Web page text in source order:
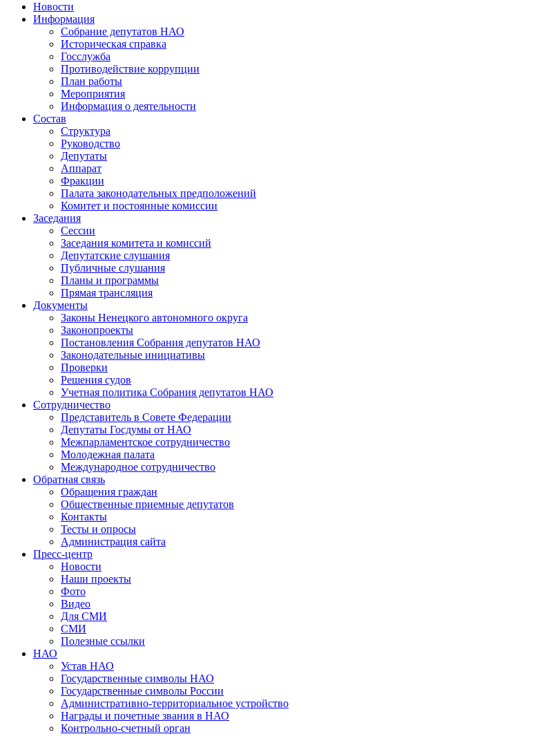
Новости
Информация
Собрание депутатов НАО
Историческая справка
Госслужба
Противодействие коррупции
План работы
Мероприятия
Информация о деятельности
Состав
Структура
Руководство
Депутаты
Аппарат
Фракции
Палата законодательных предположений
Комитет и постоянные комиссии
Заседания
Сессии
Заседания комитета и комиссий
Депутатские слушания
Публичные слушания
Планы и программы
Прямая трансляция
Документы
Законы Ненецкого автономного округа
Законопроекты
Постановления Собрания депутатов НАО
Законодательные инициативы
Проверки
Решения судов
Учетная политика Собрания депутатов НАО
Сотрудничество
Представитель в Совете Федерации
Депутаты Госдумы от НАО
Межпарламентское сотрудничество
Молодежная палата
Международное сотрудничество
Обратная cвязь
Обращения граждан
Общественные приемные депутатов
Контакты
Тесты и опросы
Администрация сайта
Пресс-центр
Новости
Наши проекты
Фото
Видео
Для СМИ
СМИ
Полезные ссылки
НАО
Устав НАО
Государственные символы НАО
Государственные символы России
Административно-территориальное устройство
Награды и почетные звания в НАО
Контрольно-счетный орган